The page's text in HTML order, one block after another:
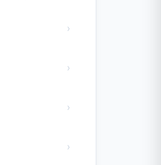
›
›
›
›